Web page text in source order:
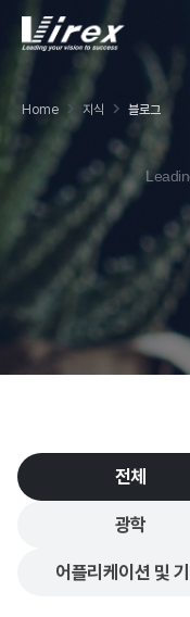
Home 지식 블로그
전체
광학
어플리케이션 및